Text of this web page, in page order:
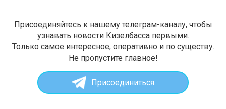
Присоединяйтесь к нашему телеграм-каналу, чтобы
узнавать новости Кизелбасса первыми.
Только самое интересное, оперативно и по существу.
Не пропустите главное!
Присоединиться